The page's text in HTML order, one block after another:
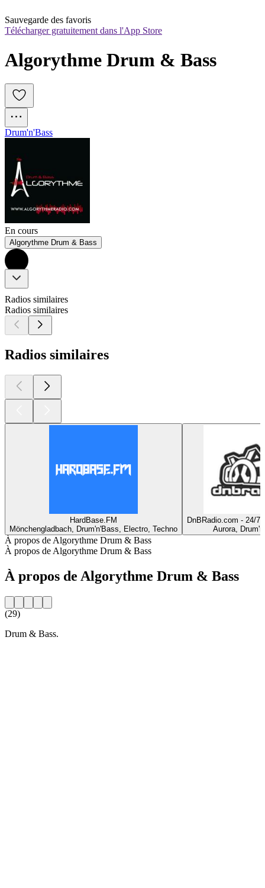
Sauvegarde des favoris
Télécharger gratuitement dans l'App Store
Algorythme Drum & Bass
Drum'n'Bass
En cours
Algorythme Drum & Bass
Radios similaires
Radios similaires
Radios similaires
HardBase.FM
Mönchengladbach, Drum'n'Bass, Electro, Techno
DnBRadio.com - 24/7
Aurora,
À propos de Algorythme Drum & Bass
À propos de Algorythme Drum & Bass
À propos de Algorythme Drum & Bass
(29)
Drum & Bass.